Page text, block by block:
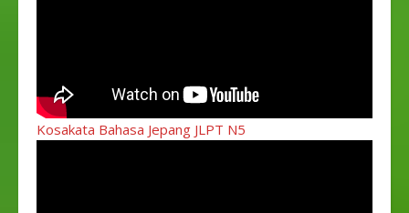
Kosakata Bahasa Jepang JLPT N5